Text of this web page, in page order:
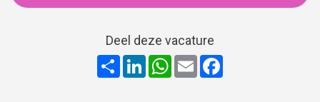
Deel deze vacature
ShareLinkedInWhatsApp
Email